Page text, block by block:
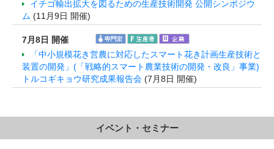
イチゴ輸出拡大を図るための生産技術開発 公開シンポジウ
ム (11月9日 開催)
7月8日 開催
「中小規模花き営農に対応したスマート花き計画生産技術と
装置の開発」(「戦略的スマート農業技術の開発・改良」事業)
トルコギキョウ研究成果報告会 (7月8日 開催)
イベント・セミナー